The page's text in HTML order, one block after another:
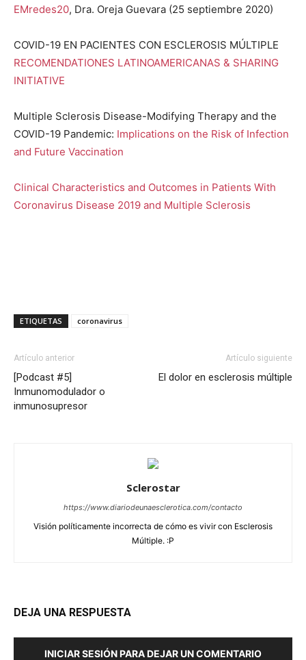
EMredes20, Dra. Oreja Guevara (25 septiembre 2020)
COVID-19 EN PACIENTES CON ESCLEROSIS MÚLTIPLE
RECOMENDATIONES LATINOAMERICANAS & SHARING
INITIATIVE
Multiple Sclerosis Disease-Modifying Therapy and the
COVID-19 Pandemic: Implications on the Risk of Infection
and Future Vaccination
Clinical Characteristics and Outcomes in Patients With
Coronavirus Disease 2019 and Multiple Sclerosis
ETIQUETAS coronavirus
Artículo anterior
[Podcast #5]
Inmunomodulador o
inmunosupresor
Artículo siguiente
El dolor en esclerosis múltiple
Sclerostar
https://www.diariodeunaesclerotica.com/contacto
Visión políticamente incorrecta de cómo es vivir con Esclerosis
Múltiple. :P
DEJA UNA RESPUESTA
INICIAR SESIÓN PARA DEJAR UN COMENTARIO